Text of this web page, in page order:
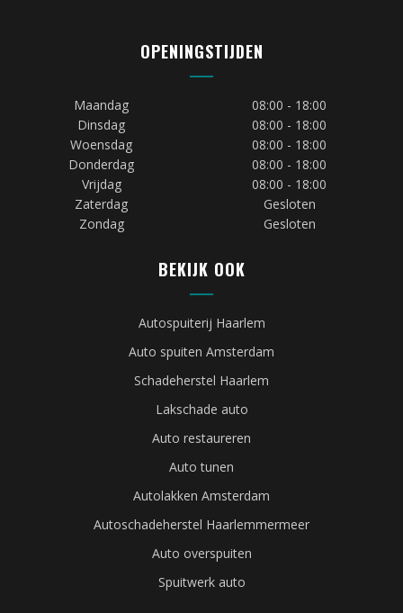
OPENINGSTIJDEN
Maandag
08:00 - 18:00
Dinsdag
08:00 - 18:00
Woensdag
08:00 - 18:00
Donderdag
08:00 - 18:00
Vrijdag
08:00 - 18:00
Zaterdag
Gesloten
Zondag
Gesloten
BEKIJK OOK
Autospuiterij Haarlem
Auto spuiten Amsterdam
Schadeherstel Haarlem
Lakschade auto
Auto restaureren
Auto tunen
Autolakken Amsterdam
Autoschadeherstel Haarlemmermeer
Auto overspuiten
Spuitwerk auto